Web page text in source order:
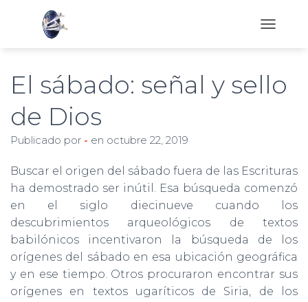
B
O
E
A
E
G
A
I
El sábado: señal y sello
de Dios
Publicado por - en octubre 22, 2019
Buscar el origen del sábado fuera de las Escrituras
ha demostrado ser inútil. Esa búsqueda comenzó
en el siglo diecinueve cuando los
descubrimientos arqueológicos de textos
babilónicos incentivaron la búsqueda de los
orígenes del sábado en esa ubicación geográfica
y en ese tiempo. Otros procuraron encontrar sus
orígenes en textos ugaríticos de Siria, de los